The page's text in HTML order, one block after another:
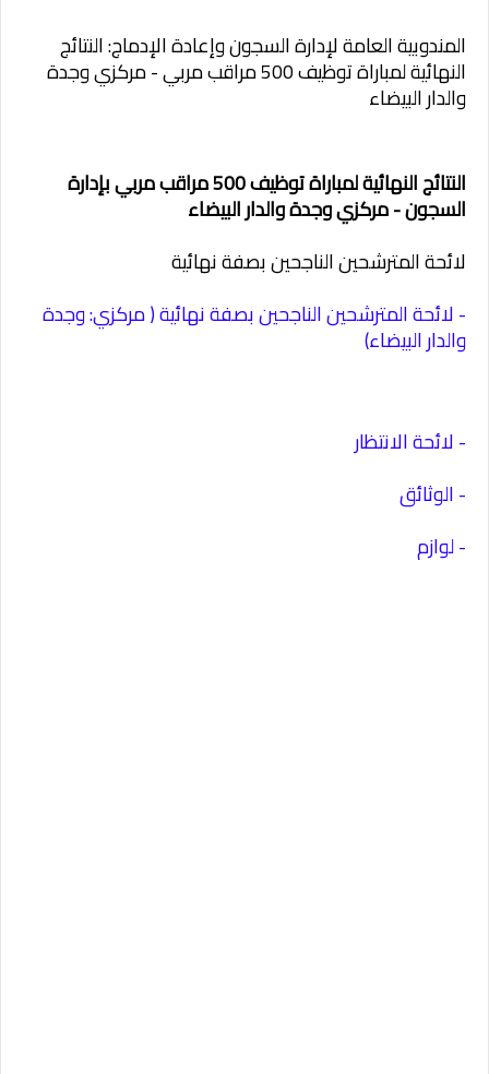
المندوبية العامة لإدارة السجون وإعادة الإدماج: النتائج
النهائية لمباراة توظيف 500 مراقب مربي - مركزي وجدة
والدار البيضاء
النتائج النهائية لمباراة توظيف 500 مراقب مربي بإدارة
السجون - مركزي وجدة والدار البيضاء
لائحة المترشحين الناجحين بصفة نهائية
- لائحة المترشحين الناجحين بصفة نهائية ( مركزي: وجدة
والدار البيضاء)
- لائحة الانتظار
- الوثائق
- لوازم